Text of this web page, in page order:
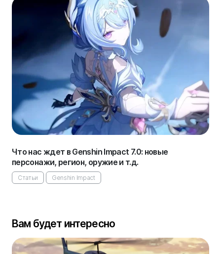
Что нас ждет в Genshin Impact 7.0: новые
персонажи, регион, оружие и т.д.
Статьи Genshin Impact
Вам будет интересно